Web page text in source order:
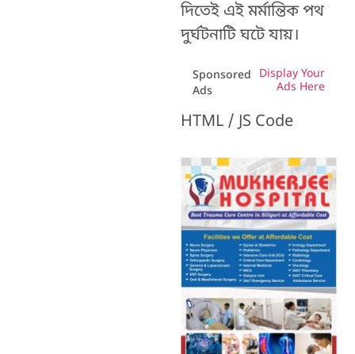
দিতেই এই মর্মান্তিক পথ
দুর্ঘটনাটি ঘটে যায়।
Sponsored
Ads
Display Your
Ads Here
HTML / JS Code